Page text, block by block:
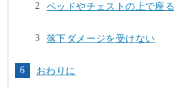
ベッドやチェストの上で座る
落下ダメージを受けない
おわりに